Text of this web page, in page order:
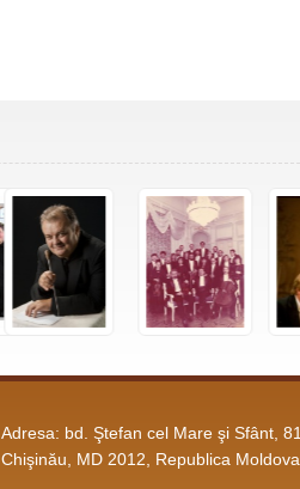
Adresa: bd. Ştefan cel Mare şi Sfânt, 81,
Chişinău, MD 2012, Republica Moldova